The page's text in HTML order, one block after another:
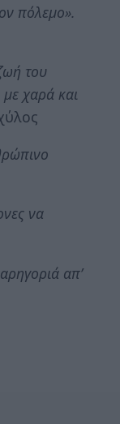
πόλεμο».
του
χαρά και
να
απ’